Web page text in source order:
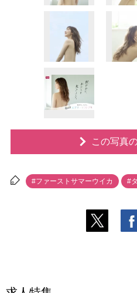
この写真
#ファーストサマーウイカ #